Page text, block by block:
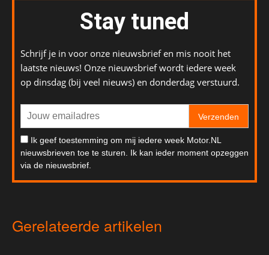
Stay tuned
Schrijf je in voor onze nieuwsbrief en mis nooit het
laatste nieuws! Onze nieuwsbrief wordt iedere week
op dinsdag (bij veel nieuws) en donderdag verstuurd.
Verzenden
Ik geef toestemming om mij iedere week Motor.NL
nieuwsbrieven toe te sturen. Ik kan ieder moment opzeggen
via de nieuwsbrief.
Gerelateerde artikelen